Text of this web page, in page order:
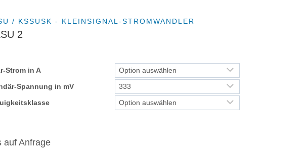
/ KSSUSK - KLEINSIGNAL-STROMWANDLER
2
Strom in A
Spannung in mV
auf Anfrage